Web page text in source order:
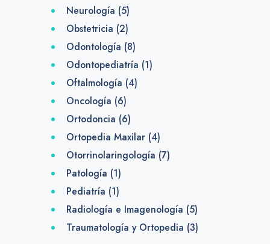
Neurología (5)
Obstetricia (2)
Odontología (8)
Odontopediatría (1)
Oftalmología (4)
Oncología (6)
Ortodoncia (6)
Ortopedia Maxilar(4)
Otorrinolaringología (7)
Patología (1)
Pediatría (1)
Radiología e Imagenología (5)
Traumatología y Ortopedia (3)